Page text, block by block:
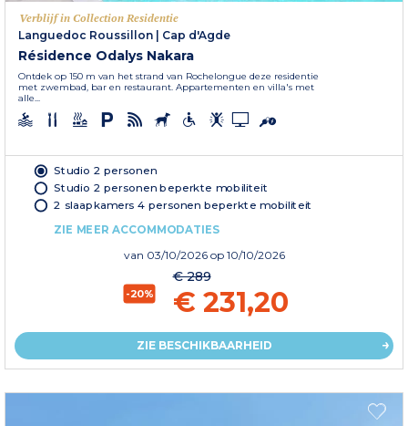
Verblijf in Collection Residentie
Languedoc Roussillon
Cap d'Agde
Résidence Odalys Nakara
Ontdek op 150 m van het strand van Rochelongue deze residentie
met zwembad, bar en restaurant. Appartementen en villa's met
alle...
Studio 2 personen
Studio 2 personen beperkte mobiliteit
2 slaapkamers 4 personen beperkte mobiliteit
ZIE MEER ACCOMMODATIES
van 03/10/2026 op 10/10/2026
-20%
€ 289
€ 231,20
ZIE BESCHIKBAARHEID